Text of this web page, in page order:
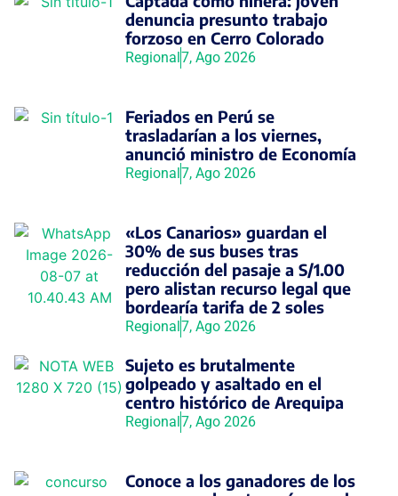
denuncia presunto trabajo
forzoso en Cerro Colorado
Regional7, Ago 2026
Feriados en Perú se
trasladarían a los viernes,
anunció ministro de Economía
Regional7, Ago 2026
«Los Canarios» guardan el
30% de sus buses tras
reducción del pasaje a S/1.00
pero alistan recurso legal que
bordearía tarifa de 2 soles
Regional7, Ago 2026
Sujeto es brutalmente
golpeado y asaltado en el
centro histórico de Arequipa
Regional7, Ago 2026
Conoce a los ganadores de los